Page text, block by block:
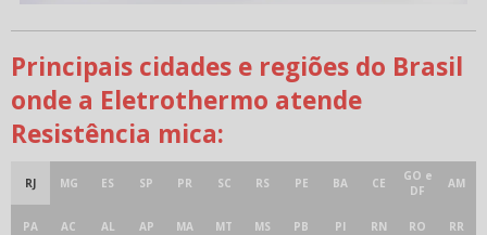
Principais cidades e regiões do Brasil
onde a Eletrothermo atende
Resistência mica:
RJ MG ES SP PR SC RS PE BA CE
GO e
DF
AM
PA AC AL AP MA MT MS PB PI RN RO RR